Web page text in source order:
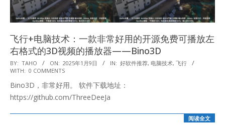
飞行+电脑技术：一款非常好用的开源免费可播放左
右格式的3D视频的播放器——Bino3D
2025-
01-
09
BY: TAHO ON: 2025年1月9日 IN: 好软件推荐, 电脑技术, 飞行
WITH: 0 COMMENTS
Bino3D，非常好用。 软件下载地址：
https://github.com/ThreeDeeJa
阅读全文